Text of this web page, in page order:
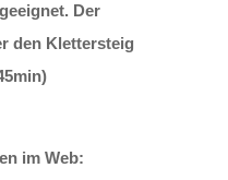
Der
den Klettersteig
im Web: